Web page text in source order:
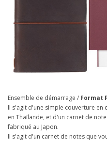
Ensemble de démarrage / Format
Il s'agit d'une simple couverture en
en Thaïlande, et d'un carnet de
fabriqué au Japon.
Il s'agit d'un carnet de notes que